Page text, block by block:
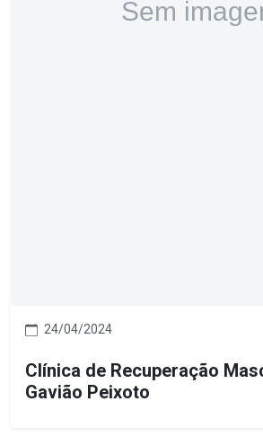
24/04/2024
Clínica de Recuperação
Gavião Peixoto